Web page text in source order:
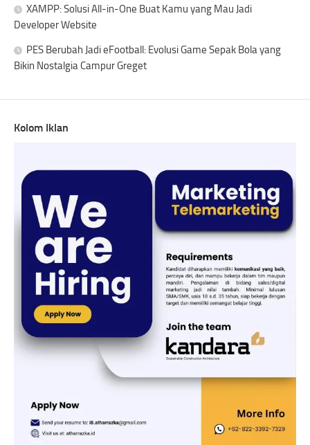
XAMPP: Solusi All-in-One Buat Kamu yang Mau Jadi
Developer Website
PES Berubah Jadi eFootball: Evolusi Game Sepak Bola yang
Bikin Nostalgia Campur Greget
Kolom Iklan